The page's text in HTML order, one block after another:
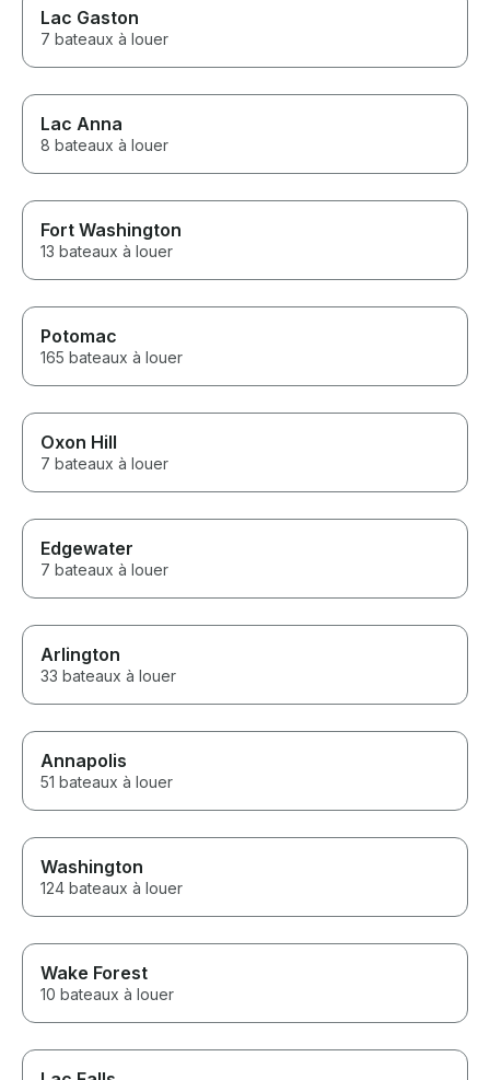
Lac Gaston
7 bateaux à louer
Lac Anna
8 bateaux à louer
Fort Washington
13 bateaux à louer
Potomac
165 bateaux à louer
Oxon Hill
7 bateaux à louer
Edgewater
7 bateaux à louer
Arlington
33 bateaux à louer
Annapolis
51 bateaux à louer
Washington
124 bateaux à louer
Wake Forest
10 bateaux à louer